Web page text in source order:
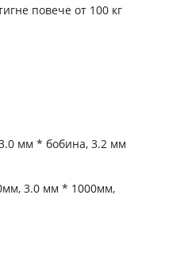
повече от 100 кг
мм * бобина, 3.2 мм
3.0 мм * 1000мм,